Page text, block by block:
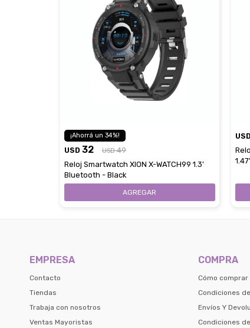
34
USD 32 USD 49
Reloj Smartwatch XION X-WATCH99 1.3'
Bluetooth - Black
USD
EMPRESA
Contacto
Tiendas
Trabaja con nosotros
Ventas Mayoristas
COMPRA
Cómo comprar
Condiciones
Envíos Y
Condiciones